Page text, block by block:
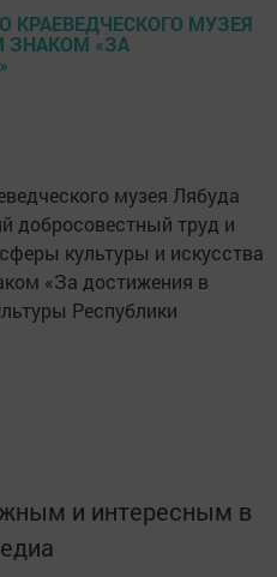
музея Лябуда
добросовестный труд и
культуры и искусства
«За достижения в
Республики
и интересным в